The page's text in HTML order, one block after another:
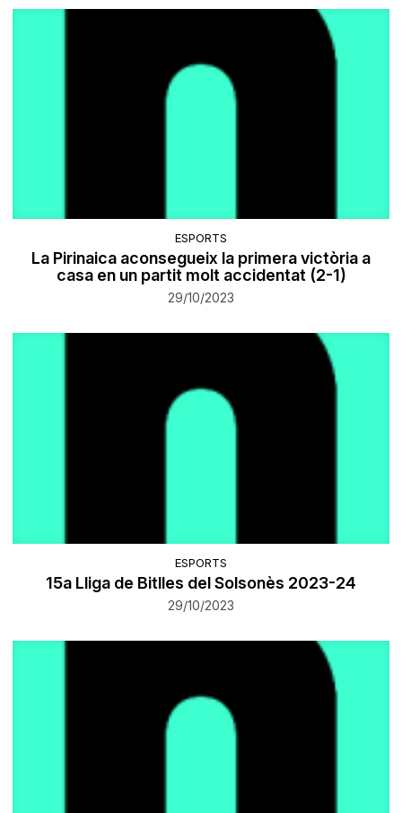
ESPORTS
La Pirinaica aconsegueix la primera victòria a
casa en un partit molt accidentat (2-1)
29/10/2023
ESPORTS
​15a Lliga de Bitlles del Solsonès 2023-24
29/10/2023